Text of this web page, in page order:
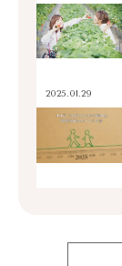
2025.01.29